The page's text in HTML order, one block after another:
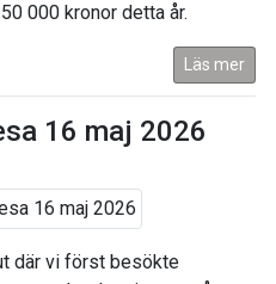
000 kronor detta år.
Läs mer
16 maj 2026
där vi först besökte